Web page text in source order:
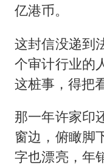
亿港币。
这封信没递到
个审计行业的
这桩事，得把
那一年许家印
窗边，俯瞰脚
字也漂亮，年